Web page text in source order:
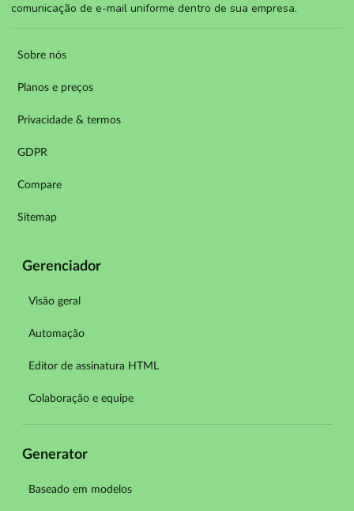
comunicação de e-mail uniforme dentro de sua empresa.
Sobre nós
Planos e preços
Privacidade & termos
GDPR
Compare
Sitemap
Gerenciador
Visão geral
Automação
Editor de assinatura HTML
Colaboração e equipe
Generator
Baseado em modelos